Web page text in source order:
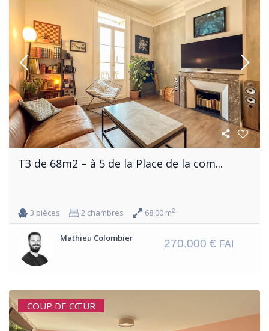
T3 de 68m2 – à 5 de la Place de la com...
3 pièces 2 chambres 68,00 m2
Mathieu Colombier 270.000 € FAI
COUP DE CŒUR